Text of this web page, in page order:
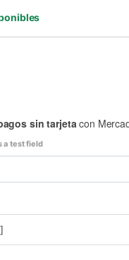
sin tarjeta con
a test field